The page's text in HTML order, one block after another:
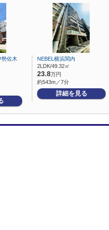
勢佐木
NEBEL横浜関内
2LDK/49.32㎡
23.8万円
約543m／7分
詳細を見る